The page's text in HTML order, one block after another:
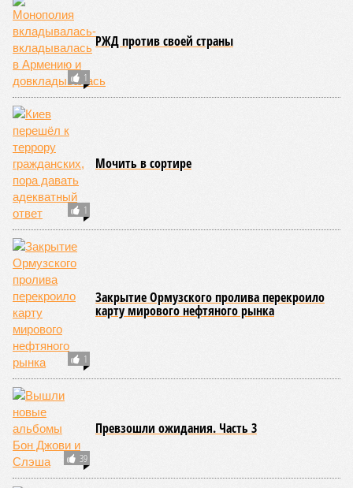
1
РЖД против своей страны
1
Мочить в сортире
1
Закрытие Ормузского пролива перекроило
карту мирового нефтяного рынка
39
Превзошли ожидания. Часть 3